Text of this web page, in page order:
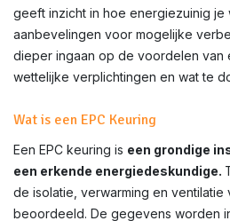
geeft inzicht in hoe energiezuinig je
aanbevelingen voor mogelijke
dieper ingaan op de voordelen van
wettelijke verplichtingen en wat te
Wat is een EPC Keuring
Een EPC keuring is een grondige
een erkende energiedeskundige.
de isolatie, verwarming en ventilatie
beoordeeld. De gegevens worden